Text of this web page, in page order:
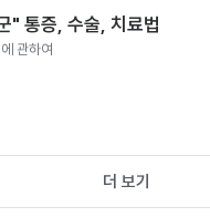
" 통증, 수술, 치료법
관하여
더 보기